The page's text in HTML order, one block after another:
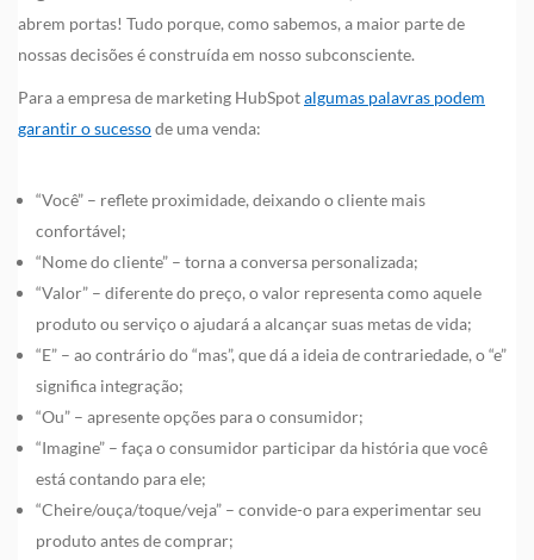
abrem portas! Tudo porque, como sabemos, a maior parte de
nossas decisões é construída em nosso subconsciente.
Para a empresa de marketing HubSpotalgumas palavras podem
garantir o sucessode uma venda:
“Você” – reflete proximidade, deixando o cliente mais
confortável;
“Nome do cliente” – torna a conversa personalizada;
“Valor” – diferente do preço, o valor representa como aquele
produto ou serviço o ajudará a alcançar suas metas de vida;
“E” – ao contrário do “mas”, que dá a ideia de contrariedade, o “e”
significa integração;
“Ou” – apresente opções para o consumidor;
“Imagine” – faça o consumidor participar da história que você
está contando para ele;
“Cheire/ouça/toque/veja” – convide-o para experimentar seu
produto antes de comprar;